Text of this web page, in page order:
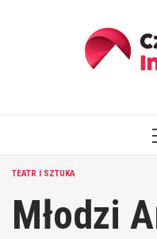
TEATR I SZTUKA
Młodzi